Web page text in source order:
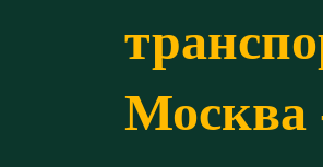
Москва